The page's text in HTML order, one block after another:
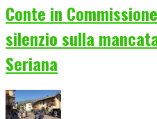
Conte in
silenzio sulla
Seriana